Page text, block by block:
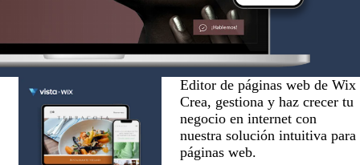
Editor de páginas web de Wix
Crea, gestiona y haz crecer tu
negocio en internet con
nuestra solución intuitiva para
páginas web.